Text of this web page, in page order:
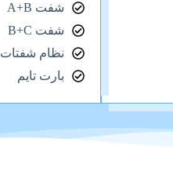
شفت A+B
شفت B+C
نظام شفتات
بارت تايم